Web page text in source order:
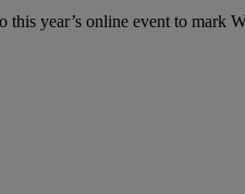
year’s online event to mark